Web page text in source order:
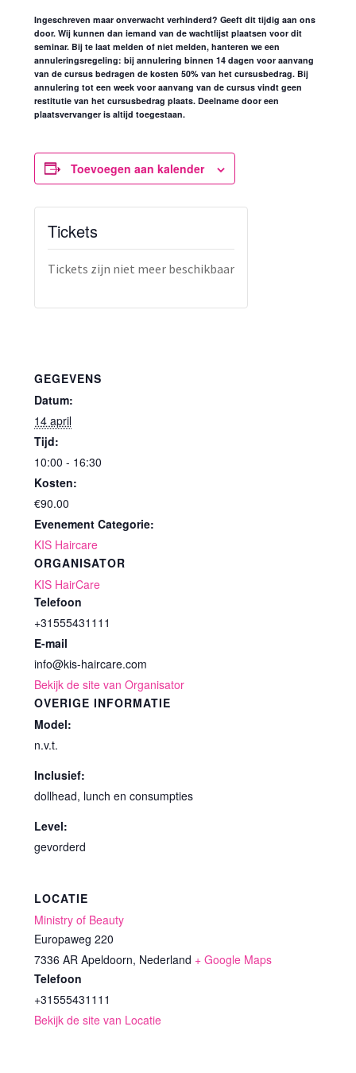
Ingeschreven maar onverwacht verhinderd? Geeft dit tijdig aan ons
door. Wij kunnen dan iemand van de wachtlijst plaatsen voor dit
seminar. Bij te laat melden of niet melden, hanteren we een
annuleringsregeling: bij annulering binnen 14 dagen voor aanvang
van de cursus bedragen de kosten 50% van het cursusbedrag. Bij
annulering tot een week voor aanvang van de cursus vindt geen
restitutie van het cursusbedrag plaats. Deelname door een
plaatsvervanger is altijd toegestaan.
Toevoegen aan kalender
GEGEVENS
Datum:
14 april
Tijd:
10:00 - 16:30
Kosten:
€90.00
Evenement Categorie:
KIS Haircare
ORGANISATOR
KIS HairCare
Telefoon
+31555431111
E-mail
info@kis-haircare.com
Bekijk de site van Organisator
OVERIGE INFORMATIE
Model:
n.v.t.
Inclusief:
dollhead, lunch en consumpties
Level:
gevorderd
LOCATIE
Ministry of Beauty
Europaweg 220
7336 AR Apeldoorn, Nederland + Google Maps
Telefoon
+31555431111
Bekijk de site van Locatie
Tickets
Tickets zijn niet meer beschikbaar